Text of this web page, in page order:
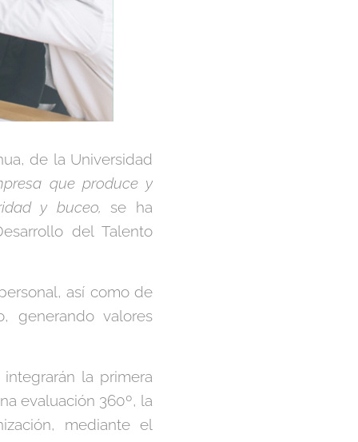
de la Universidad
que produce y
y buceo, se ha
del Talento
así como de
generando valores
la primera
evaluación 360º, la
mediante el